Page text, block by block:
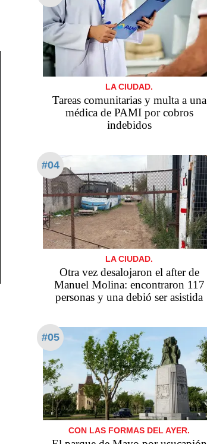
LA CIUDAD.
Tareas comunitarias y multa a una
médica de PAMI por cobros
indebidos
#04
LA CIUDAD.
Otra vez desalojaron el after de
Manuel Molina: encontraron 117
personas y una debió ser asistida
#05
CON LAS FORMAS DEL AYER.